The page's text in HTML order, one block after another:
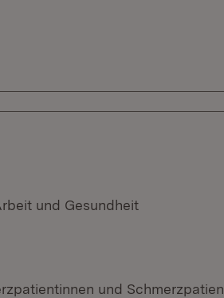
und Gesundheit
und